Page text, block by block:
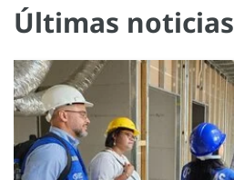
Últimas noticias